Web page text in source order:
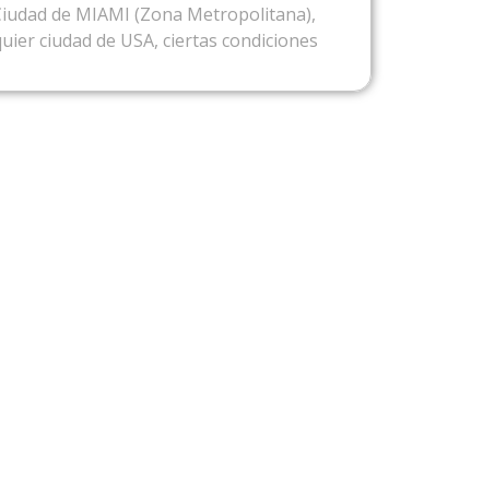
de MIAMI (Zona Metropolitana),
ciudad de USA, ciertas condiciones